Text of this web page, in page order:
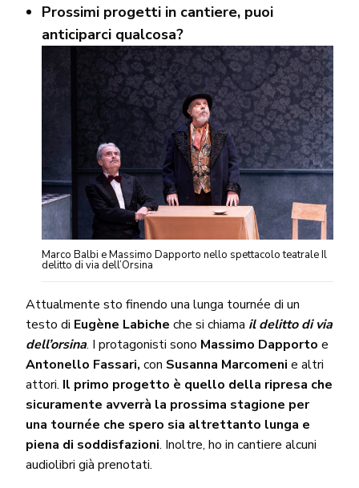
Prossimi progetti in cantiere, puoi
anticiparci qualcosa?
Marco Balbi e Massimo Dapporto nello spettacolo teatrale Il
delitto di via dell’Orsina
Attualmente sto finendo una lunga tournée di un
testo di Eugène Labiche che si chiama il delitto di via
dell’orsina. I protagonisti sono Massimo Dapporto e
Antonello Fassari, con Susanna Marcomeni e altri
attori. Il primo progetto è quello della ripresa che
sicuramente avverrà la prossima stagione per
una tournée che spero sia altrettanto lunga e
piena di soddisfazioni. Inoltre, ho in cantiere alcuni
audiolibri già prenotati.